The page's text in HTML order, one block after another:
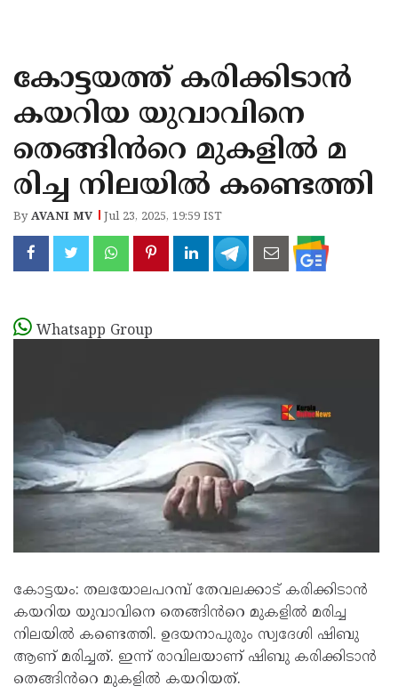
KANNUR
KASARAGOD
കോട്ടയത്ത് കരിക്കിടാൻ
കയറിയ യുവാവിനെ
തെങ്ങിൻറെ മുകളിൽ മ
രിച്ച നിലയിൽ കണ്ടെത്തി
ByAVANI MV Jul 23, 2025, 19:59 IST
Whatsapp Group
കോട്ടയം: തലയോലപറമ്പ് തേവലക്കാട് കരിക്കിടാൻ
കയറിയ യുവാവിനെ തെങ്ങിൻറെ മുകളിൽ മരിച്ച
നിലയിൽ കണ്ടെത്തി. ഉദയനാപുരും സ്വദേശി ഷിബു
ആണ് മരിച്ചത്. ഇന്ന് രാവിലയാണ് ഷിബു കരിക്കിടാൻ
തെങ്ങിൻറെ മുകളിൽ കയറിയത്.